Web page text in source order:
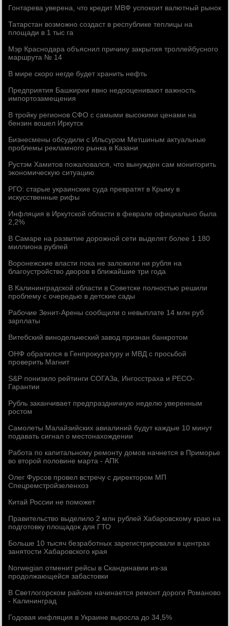
Гонтарева уверена, что кредит МВФ успокоит валютный рынок
Татарстан возможно создаст в республике теплицы на
площади в 1 тыс га
Мэр Краснодара объяснил причину закрытия троллейбусного
маршрута № 14
В мире скоро негде будет хранить нефть
Предприятия Башкирии явно недооценивают важность
импортозамещения
В тройку регионов СФО с самыми высокими ценами на
бензин вошел Иркутск
Бизнесмены обсудили с Ильсуром Метшиным актуальные
проблемы рекламного рынка в Казани
Рустэм Хамитов пожаловался, что вынужден сам мониторить
экономическую ситуацию
РГО: старые украинские суда превратят в Крыму в
искусственные рифы
Инфляция в Иркутской области в феврале официально была
2,2%
В Самаре на развитие дорожной сети выделят более 1 180
миллиона рублей
Воронежские власти пока не заложили ни рубля на
благоустройство дворов в ближайшие три года
В Калининградской области в Советске полностью решили
проблему с очередью в детские сады
Рабочие Зенит-Арены сообщили о невыплате 14 млн руб
зарплаты
Витебский винодельческий завод признан банкротом
ОНФ обратился в Генпрокуратуру и МВД с просьбой
проверить Магнит
S&P понизило рейтинги СОГАЗа, Ингосстраха и РЕСО-
Гарантии
Рубль заканчивает предпраздничную неделю уверенным
ростом
Самолеты Малайзийских авиалиний будут каждые 10 минут
подавать сигнал о местонахождении
Работа по капитальному ремонту домов начнется в Приморье
во второй половине марта - АПК
Олег Фурсов провел встречу с директором МП
Спецремстройзеленхоз
Китай России не поможет
Правительство выделило 2 млн рублей Хабаровскому краю на
подготовку площадок для ГТО
Больше 10 тысяч безработных зарегистрировали в центрах
занятости Хабаровского края
Norwegian отменит рейсы в Скандинавии из-за
продолжающейся забастовки
В Светлогорском районе начинается ремонт дороги Романово
- Калининград
Годовая инфляция в Украине выросла до 34,5%